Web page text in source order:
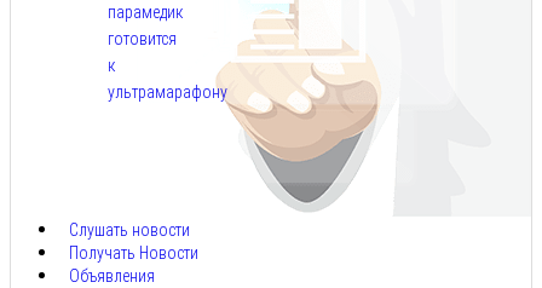
парамедик
готовится
к
ультрамарафону
Слушать новости
Получать Новости
Объявления